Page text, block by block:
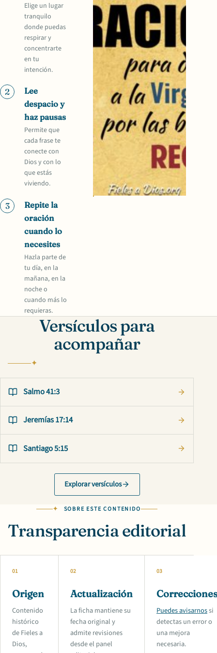
Elige un lugar
tranquilo
donde puedas
respirar y
concentrarte
en tu
intención.
2
Lee
despacio y
haz pausas
Permite que
cada frase te
conecte con
Dios y con lo
que estás
viviendo.
3
Repite la
oración
cuando lo
necesites
Hazla parte de
tu día, en la
mañana, en la
noche o
cuando más lo
requieras.
Versículos para
acompañar
Salmo 41:3
Jeremías 17:14
Santiago 5:15
Explorar versículos
SOBRE ESTE CONTENIDO
Transparencia editorial
01
Origen
Contenido
histórico
de Fieles a
Dios,
02
Actualización
La ficha mantiene su
fecha original y
admite revisiones
desde el panel
03
Puedes avisarnossi
detectas un error o
una mejora
necesaria.